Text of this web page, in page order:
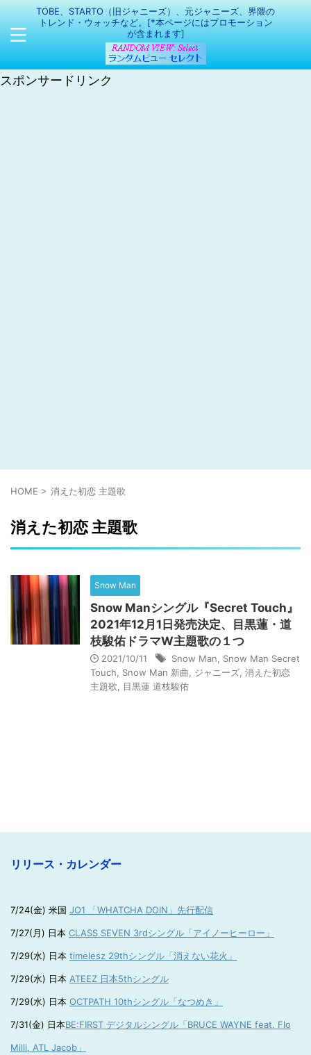
TOBE、STARTO（旧ジャニーズ）、元ジャニーズ、界隈の
トレンド・ウォッチなど。[*本ページにはプロモーション
が含まれます]
スポンサードリンク
HOME > 消えた初恋 主題歌
消えた初恋 主題歌
Snow Man
Snow Manシングル『Secret Touch』
2021年12月1日発売決定、目黒蓮・道
枝駿佑ドラマW主題歌の１つ
2021/10/11 Snow Man
Snow Man Secret
Touch
Snow Man 新曲 ジャニーズ 消えた初恋
主題歌
目黒蓮 道枝駿佑
リリース・カレンダー
7/24(金) 米国 JO1 「WHATCHA DOIN」先行配信
7/27(月) 日本 CLASS SEVEN 3rdシングル「アイノーヒーロー」
7/29(水) 日本 timelesz 29thシングル「消えない花火」
7/29(水) 日本 ATEEZ 日本5thシングル
7/29(水) 日本 OCTPATH 10thシングル「なつめき」
7/31(金) 日本BE:FIRST デジタルシングル「BRUCE WAYNE feat. Flo
Milli, ATL Jacob」